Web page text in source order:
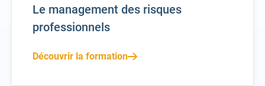
Le management des risques
professionnels
Découvrir la formation